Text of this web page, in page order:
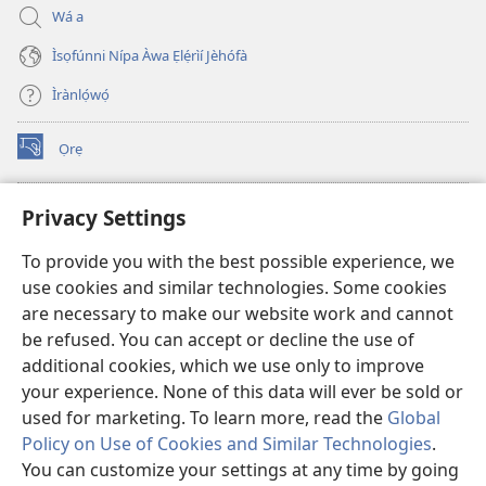
Privacy Settings
To provide you with the best possible experience, we
use cookies and similar technologies. Some cookies
are necessary to make our website work and cannot
be refused. You can accept or decline the use of
additional cookies, which we use only to improve
your experience. None of this data will ever be sold or
used for marketing. To learn more, read the Global
Policy on Use of Cookies and Similar Technologies.
You can customize your settings at any time by going
Wá a
Ìsọfúnni Nípa Àwa Ẹlẹ́rìí Jèhófà
Ìrànlọ́wọ́
Ọrẹ
(opens
new
ÀKÁ ÌWÉ ORÍ ÍŃTÁNẸ́Ẹ̀TÌ TI Watchtower™
(opens
window)JW Hub
(opens
new
window)JW Library
Watchtower Library ®
Copyright© 2026 Watch Tower Bible and Tract Society of Pennsylvania.